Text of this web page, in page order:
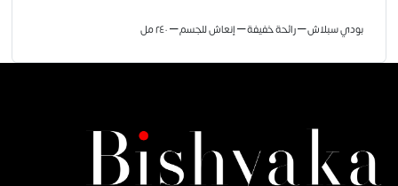
بودي سبلاش – رائحة خفيفة – إنعاش للجسم – ٢٤٠ مل